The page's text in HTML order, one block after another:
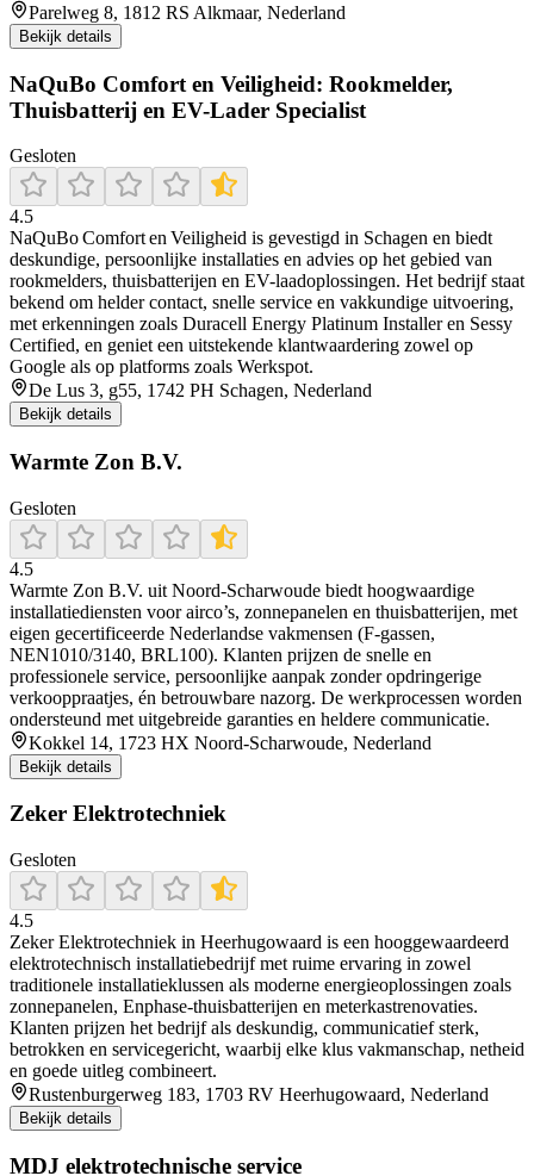
Parelweg 8, 1812 RS Alkmaar, Nederland
Bekijk details
NaQuBo Comfort en Veiligheid: Rookmelder,
Thuisbatterij en EV-Lader Specialist
Gesloten
4.5
NaQuBo Comfort en Veiligheid is gevestigd in Schagen en biedt
deskundige, persoonlijke installaties en advies op het gebied van
rookmelders, thuisbatterijen en EV-laadoplossingen. Het bedrijf staat
bekend om helder contact, snelle service en vakkundige uitvoering,
met erkenningen zoals Duracell Energy Platinum Installer en Sessy
Certified, en geniet een uitstekende klantwaardering zowel op
Google als op platforms zoals Werkspot.
De Lus 3, g55, 1742 PH Schagen, Nederland
Bekijk details
Warmte Zon B.V.
Gesloten
4.5
Warmte Zon B.V. uit Noord‑Scharwoude biedt hoogwaardige
installatiediensten voor airco’s, zonnepanelen en thuisbatterijen, met
eigen gecertificeerde Nederlandse vakmensen (F-gassen,
NEN1010/3140, BRL100). Klanten prijzen de snelle en
professionele service, persoonlijke aanpak zonder opdringerige
verkooppraatjes, én betrouwbare nazorg. De werkprocessen worden
ondersteund met uitgebreide garanties en heldere communicatie.
Kokkel 14, 1723 HX Noord-Scharwoude, Nederland
Bekijk details
Zeker Elektrotechniek
Gesloten
4.5
Zeker Elektrotechniek in Heerhugowaard is een hooggewaardeerd
elektrotechnisch installatiebedrijf met ruime ervaring in zowel
traditionele installatieklussen als moderne energieoplossingen zoals
zonnepanelen, Enphase-thuisbatterijen en meterkastrenovaties.
Klanten prijzen het bedrijf als deskundig, communicatief sterk,
betrokken en servicegericht, waarbij elke klus vakmanschap, netheid
en goede uitleg combineert.
Rustenburgerweg 183, 1703 RV Heerhugowaard, Nederland
Bekijk details
MDJ elektrotechnische service